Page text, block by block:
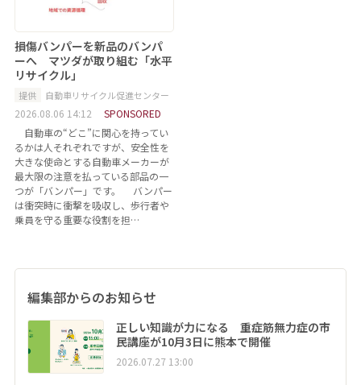
損傷バンパーを新品のバンパ
ーへ マツダが取り組む「水平
リサイクル」
提供 自動車リサイクル促進センター
2026.08.06 14:12
SPONSORED
自動車の“どこ”に関心を持ってい
るかは人それぞれですが、安全性を
大きな使命とする自動車メーカーが
最大限の注意を払っている部品の一
つが「バンパー」です。 バンパー
は衝突時に衝撃を吸収し、歩行者や
乗員を守る重要な役割を担…
編集部からのお知らせ
正しい知識が力になる 重症筋無力症の市
民講座が10月3日に熊本で開催
2026.07.27 13:00